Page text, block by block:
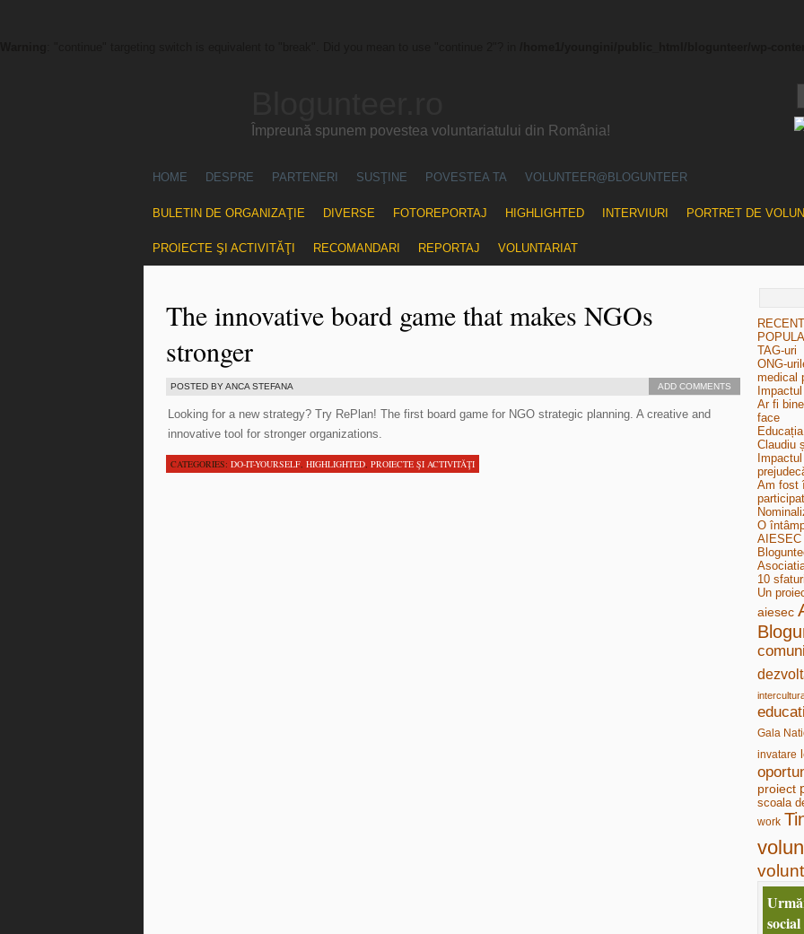
Împreună spunem povestea voluntariatului din România!
HOME DESPRE PARTENERI SUSŢINE POVESTEA TA VOLUNTEER@BLOGUNTEER
BULETIN DE ORGANIZAŢIE DIVERSE FOTOREPORTAJ HIGHLIGHTED INTERVIURI PORTRET DE
PROIECTE ŞI ACTIVITĂŢI RECOMANDARI REPORTAJ VOLUNTARIAT
The innovative board game that makes NGOs
stronger
POSTED BY ANCA STEFANA ADD COMMENTS
Looking for a new strategy? Try RePlan! The first board game for NGO strategic planning. A creative and
innovative tool for stronger organizations.
CATEGORIES: DO-IT-YOURSELF, HIGHLIGHTED, PROIECTE ŞI ACTIVITĂŢI
TAG-uri
ONG-
medical
Ar fi
face
Claudiu
Am fost
O
AIESEC
10
Un
aiesec
Gala
invatare
proiect
scoala
work